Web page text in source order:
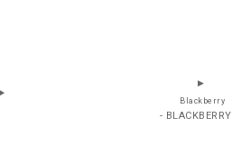
Blackberry
- BLACKBERRY